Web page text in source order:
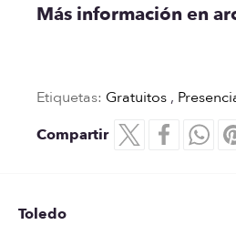
Más información en
Etiquetas: Gratuitos ,
Compartir
Toledo